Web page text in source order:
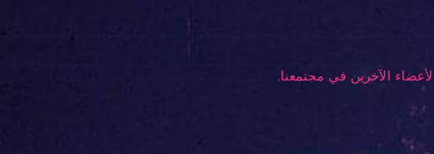
الآخرين في مجتمعنا.